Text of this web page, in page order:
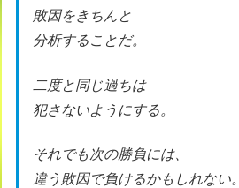
敗因をきちんと
分析することだ。
二度と同じ過ちは
犯さないようにする。
それでも次の勝負には、
違う敗因で負けるかもしれない。